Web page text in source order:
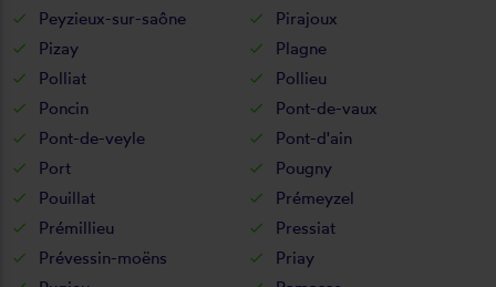
Peyzieux-sur-saône
Pirajoux
Pizay
Plagne
Polliat
Pollieu
Poncin
Pont-de-vaux
Pont-de-veyle
Pont-d'ain
Port
Pougny
Pouillat
Prémeyzel
Prémillieu
Pressiat
Prévessin-moëns
Priay